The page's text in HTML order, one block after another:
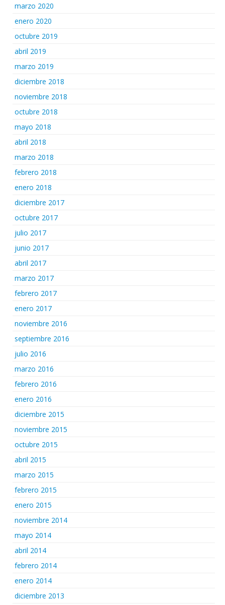
marzo 2020
enero 2020
octubre 2019
abril 2019
marzo 2019
diciembre 2018
noviembre 2018
octubre 2018
mayo 2018
abril 2018
marzo 2018
febrero 2018
enero 2018
diciembre 2017
octubre 2017
julio 2017
junio 2017
abril 2017
marzo 2017
febrero 2017
enero 2017
noviembre 2016
septiembre 2016
julio 2016
marzo 2016
febrero 2016
enero 2016
diciembre 2015
noviembre 2015
octubre 2015
abril 2015
marzo 2015
febrero 2015
enero 2015
noviembre 2014
mayo 2014
abril 2014
febrero 2014
enero 2014
diciembre 2013